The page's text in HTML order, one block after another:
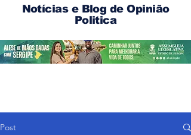
Notícias e Blog de Opinião
Politica
Post